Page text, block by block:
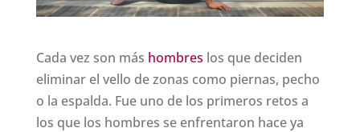
Cada vez son más hombres los que deciden
eliminar el vello de zonas como piernas, pecho
o la espalda. Fue uno de los primeros retos a
los que los hombres se enfrentaron hace ya